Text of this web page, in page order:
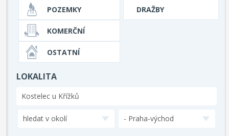
DRAŽBY
POZEMKY
KOMERČNÍ
OSTATNÍ
LOKALITA
hledat v okolí - Praha-východ